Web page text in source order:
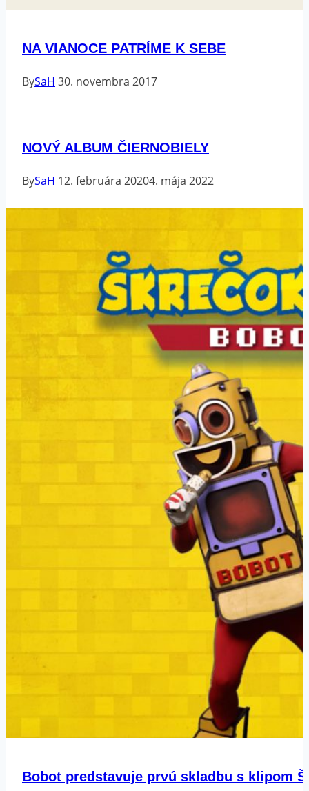
NA VIANOCE PATRÍME K SEBE
BySaH 30. novembra 2017
NOVÝ ALBUM ČIERNOBIELY
BySaH 12. februára 20204. mája 2022
Bobot predstavuje prvú skladbu s klipom